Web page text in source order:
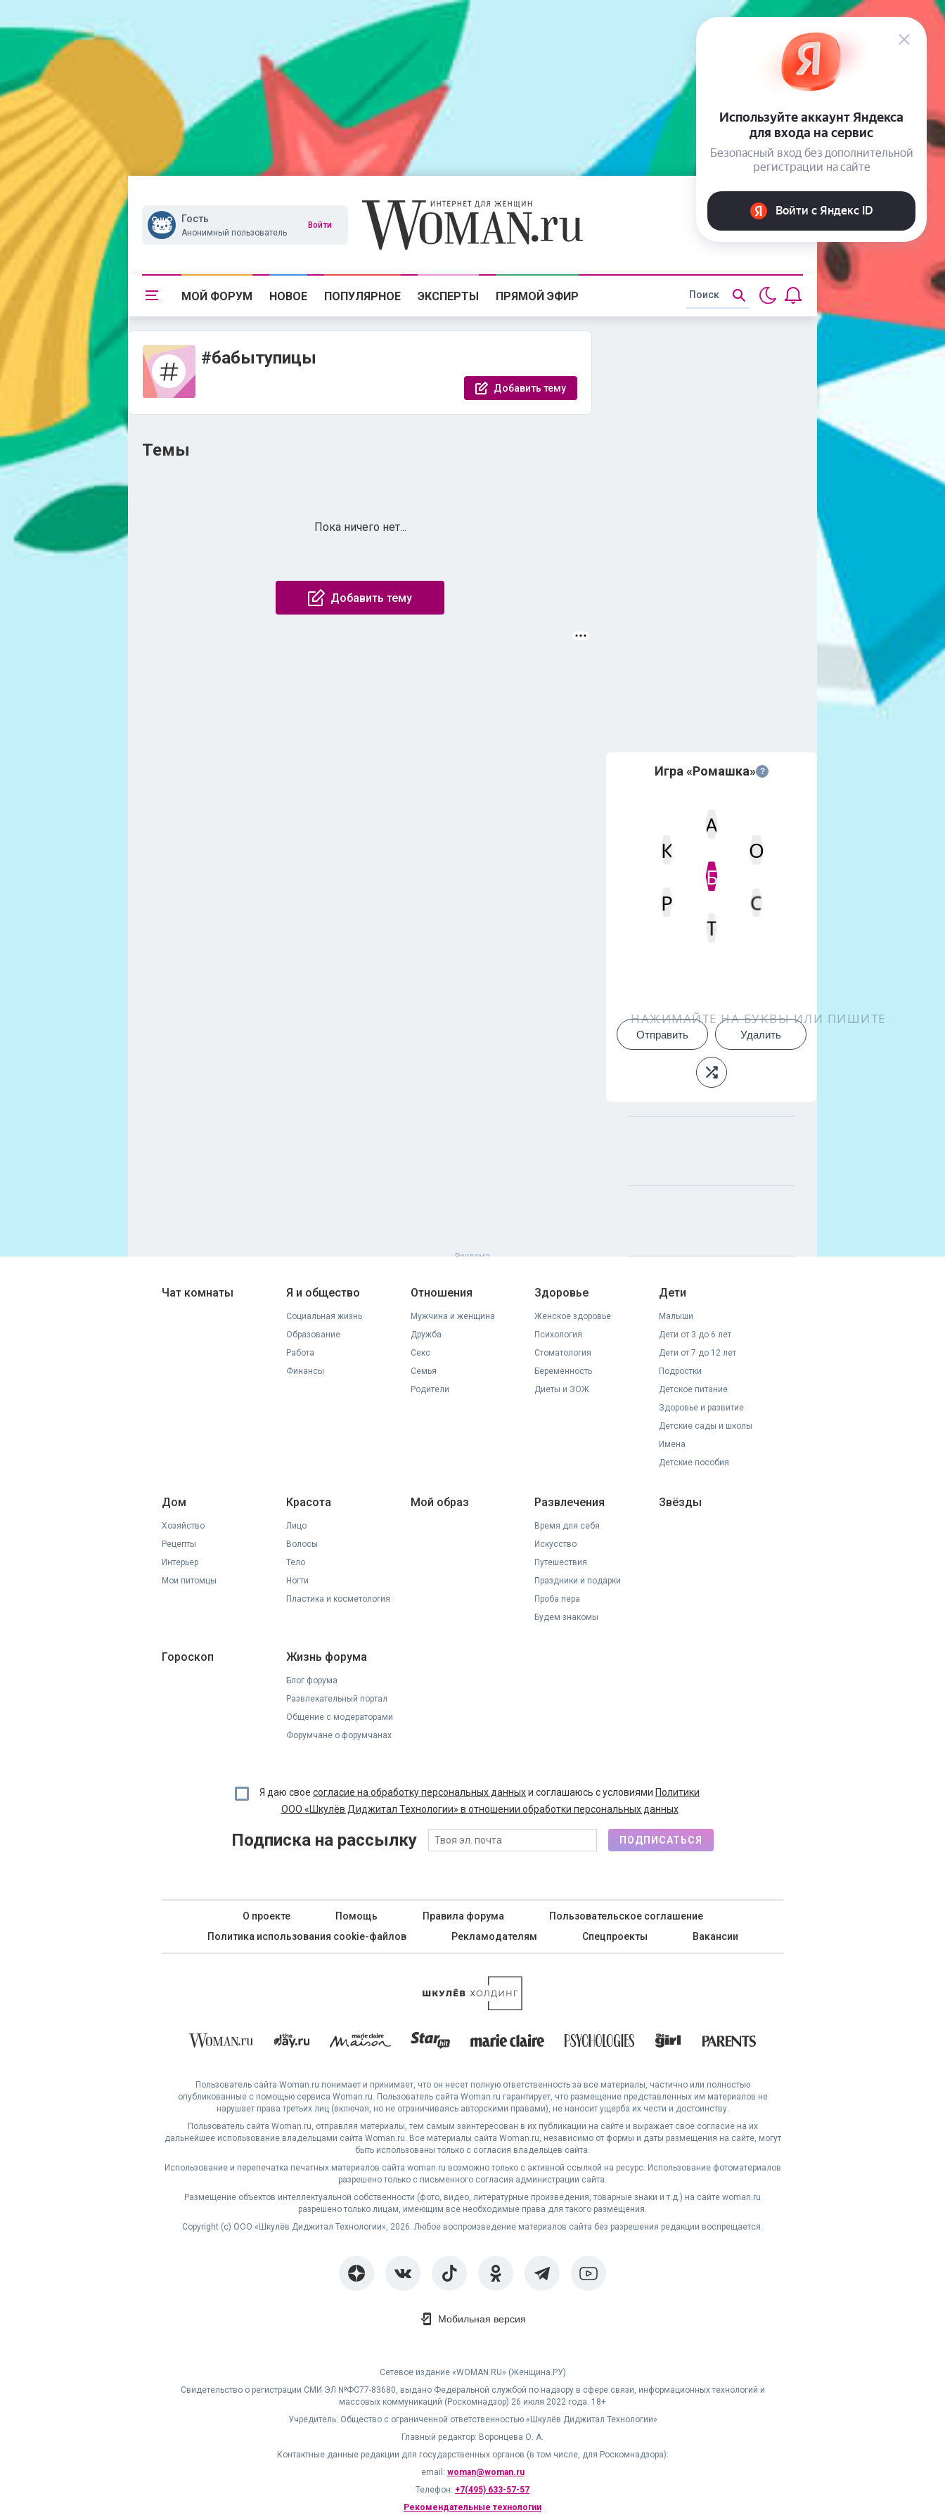
Гость
Анонимный пользователь
Войти
МОЙ ФОРУМ НОВОЕ ПОПУЛЯРНОЕ ЭКСПЕРТЫ ПРЯМОЙ ЭФИР
#бабытупицы
Добавить тему
Темы
Пока ничего нет...
Добавить тему
Игра «Ромашка» ?
Мин. кол-во очков
Б
А
К
О
Р
С
Т
НАЖИМАЙТЕ НА БУКВЫ ИЛИ ПИШИТЕ
Отправить Удалить
Чат комнаты Я и общество
Социальная жизнь
Образование
Работа
Финансы
Отношения
Мужчина и женщина
Дружба
Секс
Семья
Родители
Здоровье
Женское здоровье
Психология
Стоматология
Беременность
Диеты и ЗОЖ
Дети
Малыши
Дети от 3 до 6 лет
Дети от 7 до 12 лет
Подростки
Детское питание
Здоровье и развитие
Детские сады и школы
Имена
Детские пособия
Дом
Хозяйство
Рецепты
Интерьер
Мои питомцы
Красота
Лицо
Волосы
Тело
Ногти
Пластика и косметология
Мой образ Развлечения
Время для себя
Искусство
Путешествия
Праздники и подарки
Проба пера
Будем знакомы
Звёзды
Гороскоп Жизнь форума
Блог форума
Развлекательный портал
Общение с модераторами
Форумчане о форумчанах
Я даю свое согласие на обработку персональных данныхи соглашаюсь с условиями Политики
ООО «Шкулёв Диджитал Технологии» в отношении обработки персональных данных
Подписка на рассылку ПОДПИСАТЬСЯ
О проекте Помощь Правила форума
Пользовательское соглашение
Политика использования cookie-файлов
Рекламодателям Спецпроекты Вакансии
Пользователь сайта Woman.ru понимает и принимает, что он несет полную ответственность за все материалы, частично или полностью
опубликованные с помощью сервиса Woman.ru. Пользователь сайта Woman.ru гарантирует, что размещение представленных им материалов не
нарушает права третьих лиц (включая, но не ограничиваясь авторскими правами), не наносит ущерба их чести и достоинству.
Пользователь сайта Woman.ru, отправляя материалы, тем самым заинтересован в их публикации на сайте и выражает свое согласие на их
дальнейшее использование владельцами сайта Woman.ru. Все материалы сайта Woman.ru, независимо от формы и даты размещения на сайте, могут
быть использованы только с согласия владельцев сайта.
Использование и перепечатка печатных материалов сайта woman.ru возможно только с активной ссылкой на ресурс. Использование фотоматериалов
разрешено только с письменного согласия администрации сайта.
Размещение объектов интеллектуальной собственности (фото, видео, литературные произведения, товарные знаки и т.д.) на сайте woman.ru
разрешено только лицам, имеющим все необходимые права для такого размещения.
Copyright (с) ООО «Шкулёв Диджитал Технологии», 2026. Любое воспроизведение материалов сайта без разрешения редакции воспрещается.
Мобильная версия
Сетевое издание «WOMAN.RU» (Женщина.РУ)
Свидетельство о регистрации СМИ ЭЛ №ФС77-83680, выдано Федеральной службой по надзору в сфере связи, информационных технологий и
массовых коммуникаций (Роскомнадзор) 26 июля 2022 года. 18+
Учредитель: Общество с ограниченной ответственностью «Шкулёв Диджитал Технологии»
Главный редактор: Воронцева О. А.
Контактные данные редакции для государственных органов (в том числе, для Роскомнадзора):
email: woman@woman.ru
Телефон: +7(495) 633-57-57
Рекомендательные технологии